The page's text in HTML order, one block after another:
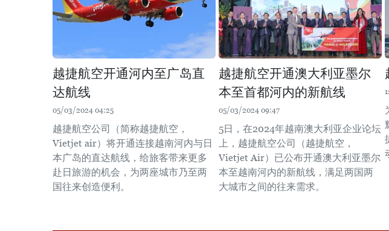
越捷航空开通河内至广岛直
达航线
05/03/2024 04:25
越捷航空公司（简称越捷航空，
Vietjet air）将开通连接越南河内与日
本广岛的直达航线，给旅客带来更多
赴日旅游的机会，为两座城市乃至两
国往来创造便利。
越捷航空开通澳大利亚墨尔
本至首都河内的新航线
05/03/2024 09:47
5日，在2024年越南澳大利亚企业论坛
上，越捷航空公司（越捷航空，
Vietjet Air）已公布开通澳大利亚墨尔
本至越南河内的新航线，满足两国两
大城市之间的往来需求。